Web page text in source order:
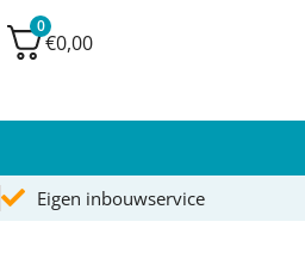
0
€0,00
Eigen inbouwservice